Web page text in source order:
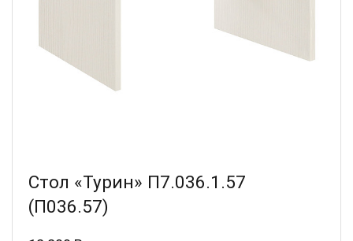
Стол «Турин» П7.036.1.57
(П036.57)